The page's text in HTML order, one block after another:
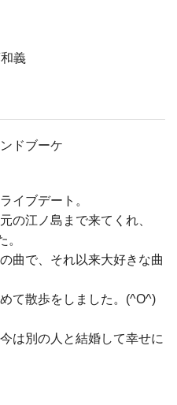
義
ドブーケ
イブデート。
の江ノ島まで来てくれ、
。
曲で、それ以来大好きな曲
て散歩をしました。(^O^)
は別の人と結婚して幸せに